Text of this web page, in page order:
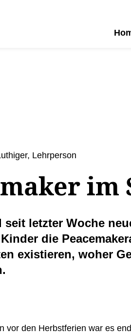
Lehrperson
letzter Woche
die
existieren, woher
vor den Herbstferien war es